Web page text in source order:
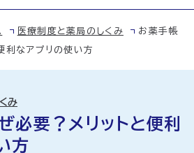
医療制度と薬局のしくみ お薬手帳
利なアプリの使い方
必要？メリットと便利
方
み